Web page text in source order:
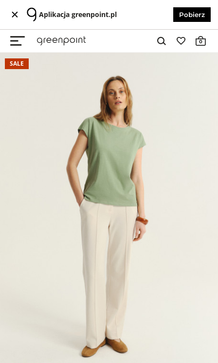
Aplikacja greenpoint.pl Pobierz
0
SALE